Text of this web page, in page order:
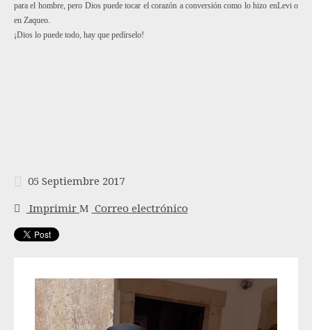
para el hombre, pero Dios puede tocar el corazón a conversión como lo hizo enLevio
en Zaqueo.
¡Dios lo puede todo, hay que pedírselo!
05 Septiembre 2017
Imprimir Correo electrónico